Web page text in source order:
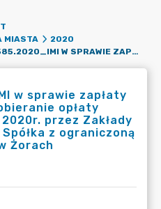
MIASTA
2020
OR.0050.585.2020_IMI W SPRAWIE ZAPŁATY WYNAGRODZENIA ZA POBIERANIE OPŁATY TARGOWEJ W KWIETNIU 2020R. PRZEZ ZAKŁADY TECHNIKI KOMUNALNEJ SPÓŁKA Z OGRANICZONĄ ODPOWIEDZIALNOŚCIĄ W ŻORACH
w sprawie zapłaty
opłaty
przez Zakłady
z ograniczoną
Żorach